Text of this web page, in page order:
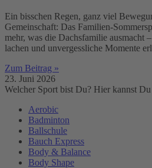
Ein bisschen Regen, ganz viel
Gemeinschaft: Das Familien-
mehr, was die Dachsfamilie ausmacht
lachen und unvergessliche Momente
Zum Beitrag »
23. Juni 2026
Welcher Sport bist Du? Hier kannst
Aerobic
Badminton
Ballschule
Bauch Express
Body & Balance
Body Shape